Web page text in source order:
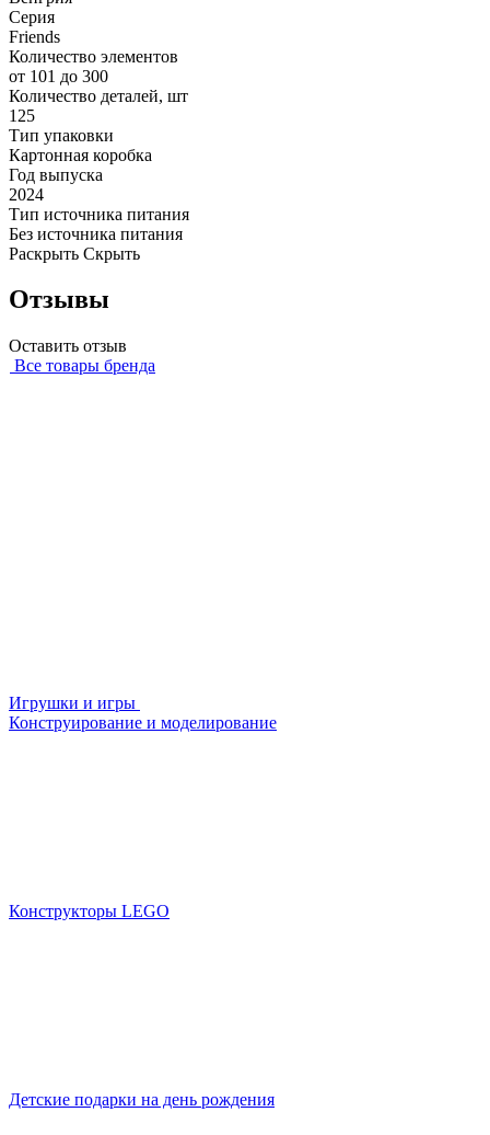
Серия
Friends
Количество элементов
от 101 до 300
Количество деталей, шт
125
Тип упаковки
Картонная коробка
Год выпуска
2024
Тип источника питания
Без источника питания
Раскрыть Скрыть
Отзывы
Оставить отзыв
Все товары бренда
Игрушки и игры
Конструирование и моделирование
Конструкторы LEGO
Детские подарки на день рождения